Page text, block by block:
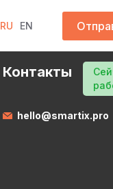
RU EN
Контакты
hello@smartix.pro